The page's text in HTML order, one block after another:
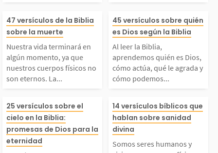
fe, amor y esperanz
Estos textos bíblico
entre los más conoc
y...
ncluso cuando
plique
ificultades,
vida terminar
en algún momento, y
que nuestros cuerpo
físicos no son eterno
La Biblia habla sob
nuestra muerte físic
47 versículos de la Biblia
sobre la muerte
Nuestra vida terminará en
algún momento, ya que
nuestros cuerpos físicos no
son eternos. La...
Al leer la
ndemos quién
cómo actúa,
rada y cómo
relacionarnos
Conocer a
45 versículos sobre quién
es Dios según la Biblia
Al leer la Biblia,
aprendemos quién es Dios,
cómo actúa, qué le agrada y
cómo podemos...
día todos los que
creído en Jesús
25 versículos sobre el
cielo en la Biblia:
promesas de Dios para la
eternidad
Somos seres
y vivimos en
14 versículos bíblicos que
hablan sobre sanidad
divina
Somos seres humanos y